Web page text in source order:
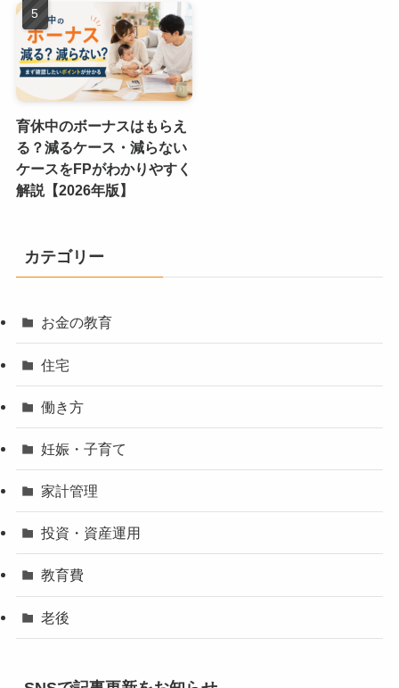
育休中のボーナスはもらえ
る？減るケース・減らない
ケースをFPがわかりやすく
解説【2026年版】
カテゴリー
お金の教育
住宅
働き方
妊娠・子育て
家計管理
投資・資産運用
教育費
老後